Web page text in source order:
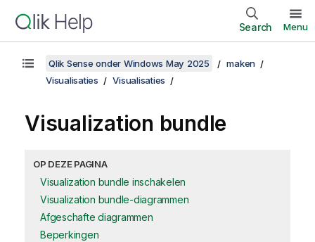
Search Menu
Qlik Sense onder Windows May 2025
maken
Visualisaties
Visualisaties
Visualization bundle
OP DEZE PAGINA
Visualization bundle inschakelen
Visualization bundle-diagrammen
Afgeschafte diagrammen
Beperkingen